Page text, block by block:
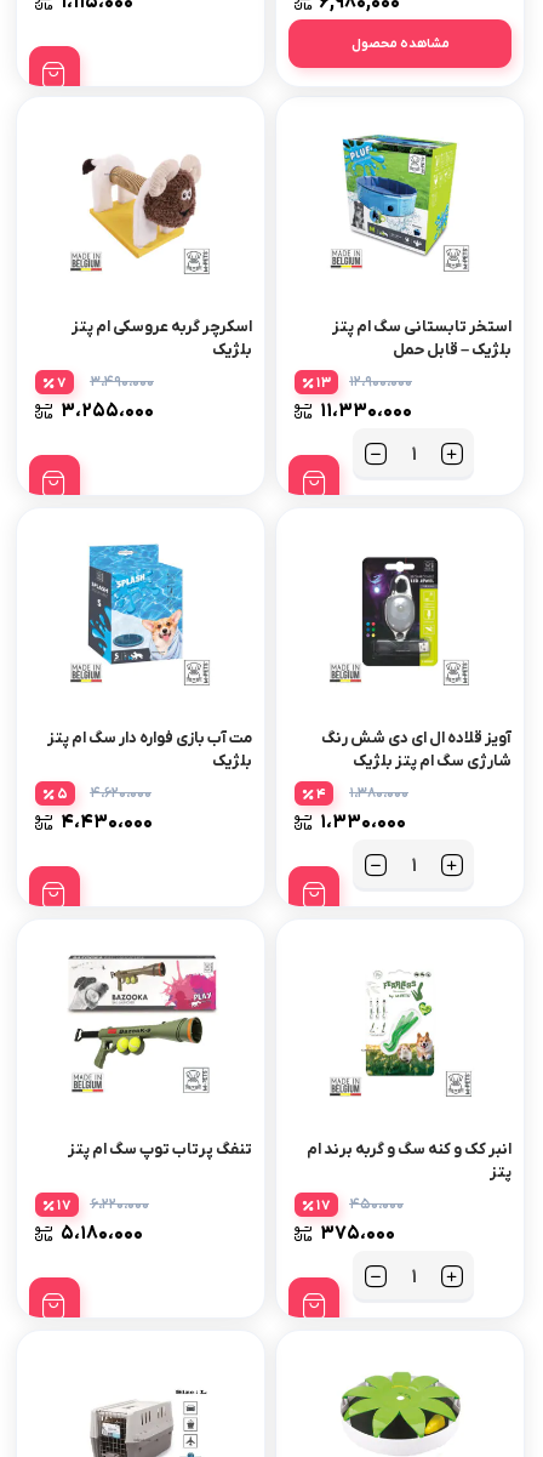
مشاهده محصول
استخر تابستانی سگ ام پتز
بلژیک – قابل حمل
۱۲،۹۰۰،۰۰۰
۱۱،۳۳۰،۰۰۰
13
تعداد
اسکرچر گربه عروسکی ام پتز
بلژیک
۳،۴۹۰،۰۰۰
۳،۲۵۵،۰۰۰
7
آویز قلاده ال ای دی شش رنگ
شارژی سگ ام پتز بلژیک
۱،۳۸۰،۰۰۰
۱،۳۳۰،۰۰۰
4
تعداد
مت آب بازی فواره دار سگ ام پتز
بلژیک
۴،۶۲۰،۰۰۰
۴،۴۳۰،۰۰۰
5
انبر کک و کنه سگ و گربه برند ام
پتز
۴۵۰،۰۰۰
۳۷۵،۰۰۰
17
تعداد
تنفگ پرتاب توپ سگ ام پتز
۶،۲۲۰،۰۰۰
۵،۱۸۰،۰۰۰
17